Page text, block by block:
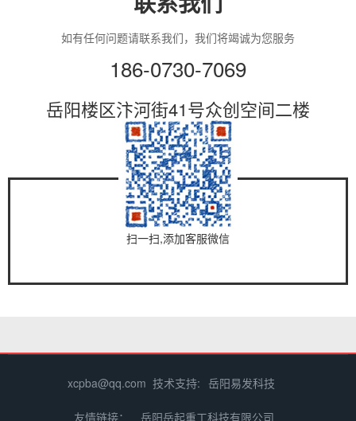
如有任何问题请联系我们，我们将竭诚为您服务
186-0730-7069
岳阳楼区汴河街41号众创空间二楼
扫一扫,添加客服微信
xcpba@qq.com 技术支持: 岳阳易发科技
友情链接： 岳阳岳起重工科技有限公司